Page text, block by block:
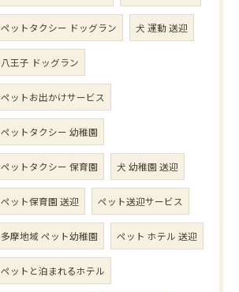
ペットタクシー ドッグラン 犬 運動 送迎
八王子 ドッグラン
ペットお出かけサービス
ペットタクシー 幼稚園
ペットタクシー 保育園 犬 幼稚園 送迎
ペット保育園 送迎 ペット送迎サービス
多摩地域 ペット幼稚園 ペット ホテル 送迎
ペットと泊まれるホテル